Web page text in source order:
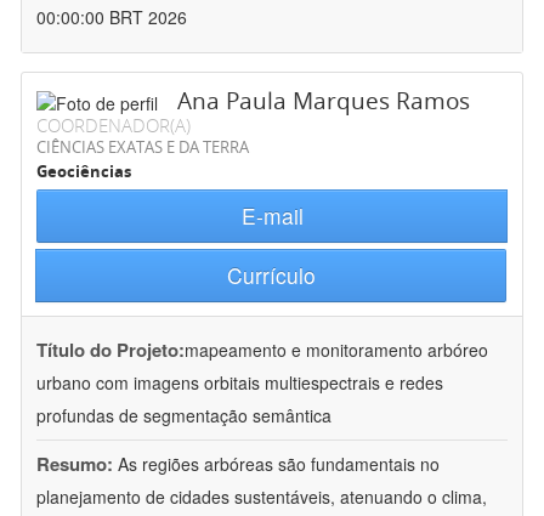
00:00:00 BRT 2026
Ana Paula Marques Ramos
COORDENADOR(A)
CIÊNCIAS EXATAS E DA TERRA
Geociências
E-mail
Currículo
Título do Projeto:mapeamento e monitoramento arbóreo
urbano com imagens orbitais multiespectrais e redes
profundas de segmentação semântica
Resumo: As regiões arbóreas são fundamentais no
planejamento de cidades sustentáveis, atenuando o clima,